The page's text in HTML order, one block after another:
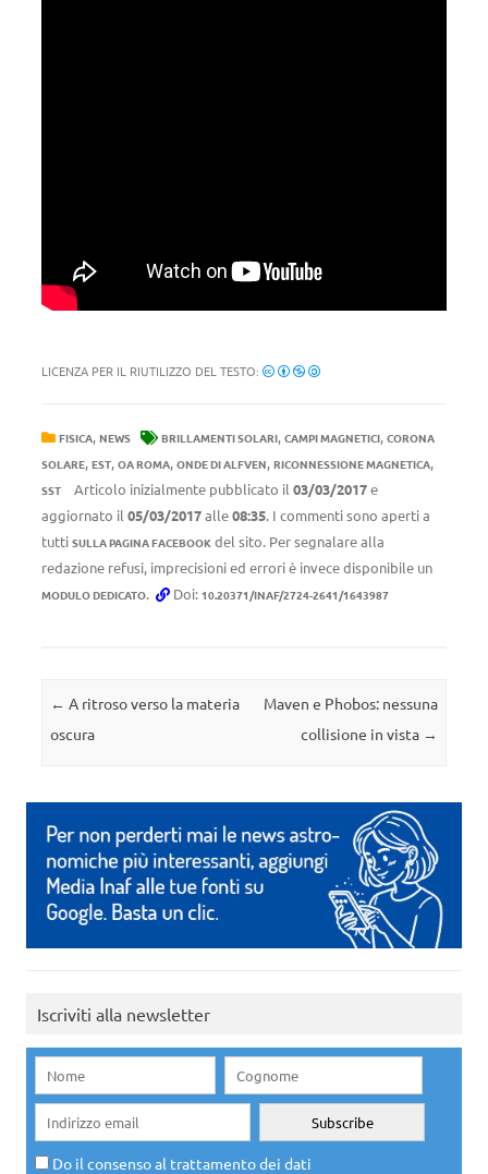
LICENZA PER IL RIUTILIZZO DEL TESTO:
FISICA, NEWS BRILLAMENTI SOLARI, CAMPI MAGNETICI, CORONA
SOLARE, EST, OA ROMA, ONDE DI ALFVEN, RICONNESSIONE MAGNETICA,
SST Articolo inizialmente pubblicato il 03/03/2017e
aggiornato il 05/03/2017alle08:35. I commenti sono aperti a
tutti SULLA PAGINA FACEBOOK del sito. Per segnalare alla
redazione refusi, imprecisioni ed errori è invece disponibile un
MODULO DEDICATO. Doi: 10.20371/INAF/2724-2641/1643987
Navigazione articolo
← A ritroso verso la materia
oscura
Maven e Phobos: nessuna
collisione in vista →
Iscriviti alla newsletter
Do il consenso al trattamento dei dati